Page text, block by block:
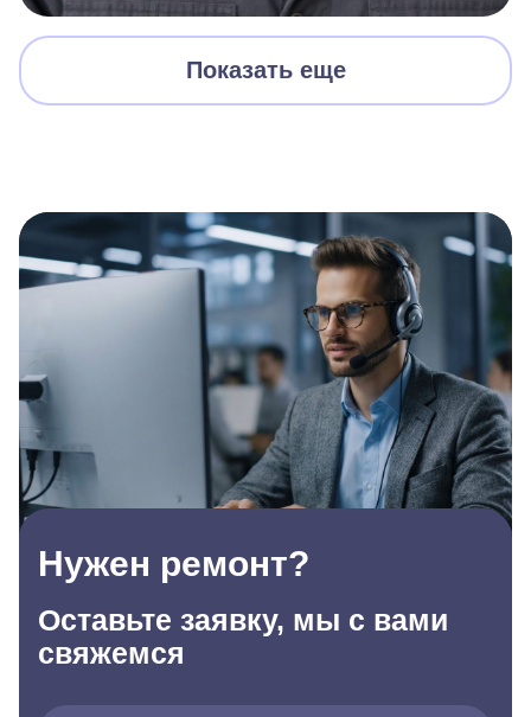
Показать еще
Нужен ремонт?
Оставьте заявку, мы с вами
свяжемся